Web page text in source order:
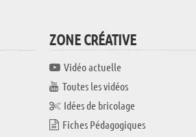
ZONE CRÉATIVE
Vidéo actuelle
Toutes les vidéos
Idées de bricolage
Fiches Pédagogiques